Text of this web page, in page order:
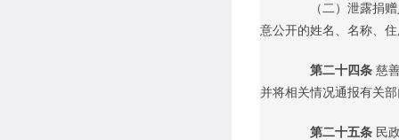
（二）泄露捐赠
意公开的姓名、名称、
第二十四条 慈
并将相关情况通报有关
第二十五条 民